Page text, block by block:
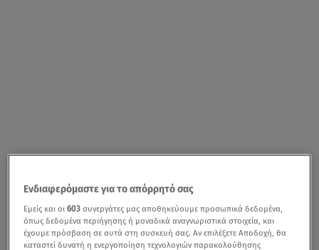
Ενδιαφερόμαστε για το απόρρητό σας
Εμείς και οι603 συνεργάτες μας αποθηκεύουμε προσωπικά δεδομένα,
όπως δεδομένα περιήγησης ή μοναδικά αναγνωριστικά στοιχεία, και
έχουμε πρόσβαση σε αυτά στη συσκευή σας. Αν επιλέξετε Αποδοχή, θα
καταστεί δυνατή η ενεργοποίηση τεχνολογιών παρακολούθησης